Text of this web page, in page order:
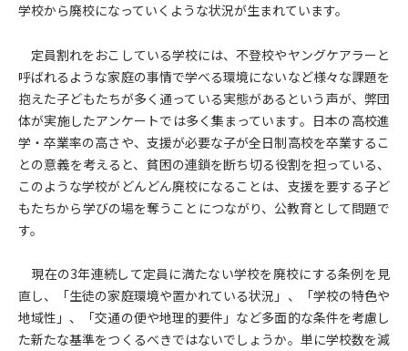
学校から廃校になっていくような状況が生まれています。
定員割れをおこしている学校には、不登校やヤングケアラーと
呼ばれるような家庭の事情で学べる環境にないなど様々な課題を
抱えた子どもたちが多く通っている実態があるという声が、弊団
体が実施したアンケートでは多く集まっています。日本の高校進
学・卒業率の高さや、支援が必要な子が全日制高校を卒業するこ
との意義を考えると、貧困の連鎖を断ち切る役割を担っている、
このような学校がどんどん廃校になることは、支援を要する子ど
もたちから学びの場を奪うことにつながり、公教育として問題で
す。
現在の3年連続して定員に満たない学校を廃校にする条例を見
直し、「生徒の家庭環境や置かれている状況」、「学校の特色や
地域性」、「交通の便や地理的要件」など多面的な条件を考慮し
た新たな基準をつくるべきではないでしょうか。単に学校数を減